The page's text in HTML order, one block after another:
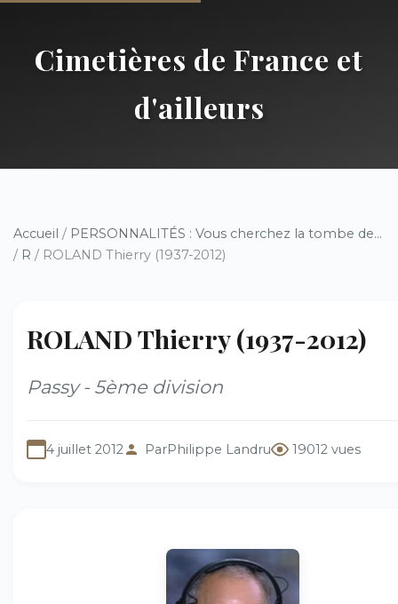
Cimetières de France et
d'ailleurs
Accueil / PERSONNALITÉS : Vous cherchez la tombe de...
/ R / ROLAND Thierry (1937-2012)
ROLAND Thierry (1937-2012)
Passy - 5ème division
4 juillet 2012 ParPhilippe Landru 19012 vues